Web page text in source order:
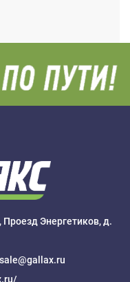
Энергетиков, д.
sale@gallax.ru